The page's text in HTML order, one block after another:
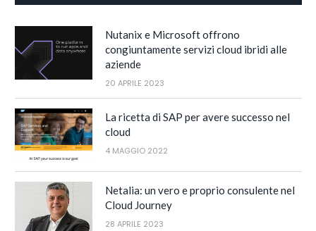
Nutanix e Microsoft offrono
congiuntamente servizi cloud ibridi alle
aziende
20 APRILE 2023
La ricetta di SAP per avere successo nel
cloud
4 MAGGIO 2022
Netalia: un vero e proprio consulente nel
Cloud Journey
28 APRILE 2023